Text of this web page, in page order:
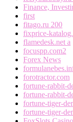
Finance,
first
fitago.ru 200
fixprice-
flamedesk.net a
focuspp.com2
Forex News
forotractor.com
fortune-rabbit-
fortune-rabbit-
fortune-tiger-
fortune-tiger-